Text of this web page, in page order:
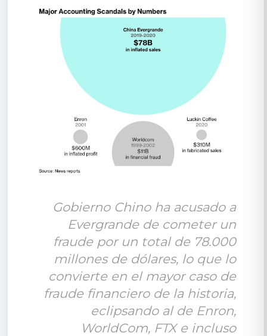
Gobierno Chino ha acusado a
Evergrande de cometer un
fraude por un total de 78.000
millones de dólares, lo que lo
convierte en el mayor caso de
fraude financiero de la historia,
eclipsando al de Enron,
WorldCom, FTX e incluso